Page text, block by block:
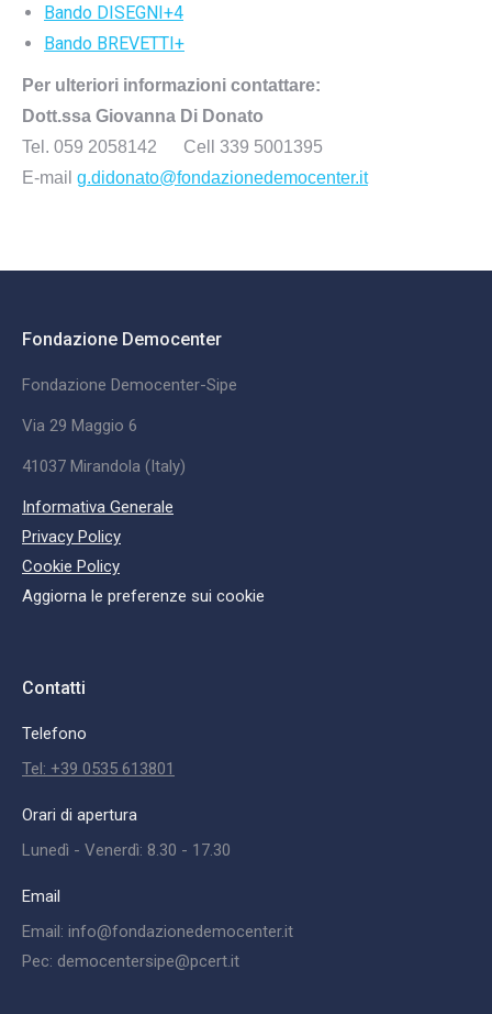
Bando DISEGNI+4
Bando BREVETTI+
Per ulteriori informazioni contattare:
Dott.ssa Giovanna Di Donato
Tel. 059 2058142 Cell 339 5001395
E-mail g.didonato@fondazionedemocenter.it
Fondazione Democenter
Fondazione Democenter-Sipe
Via 29 Maggio 6
41037 Mirandola (Italy)
Informativa Generale
Privacy Policy
Cookie Policy
Aggiorna le preferenze sui cookie
Contatti
Telefono
Tel: +39 0535 613801
Orari di apertura
Lunedì - Venerdì: 8.30 - 17.30
Email
Email: info@fondazionedemocenter.it
Pec: democentersipe@pcert.it